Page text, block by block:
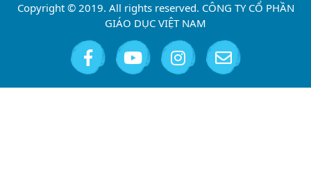
Copyright © 2019. All rights reserved. CÔNG TY CỔ PHẦN
GIÁO DỤC VIỆT NAM